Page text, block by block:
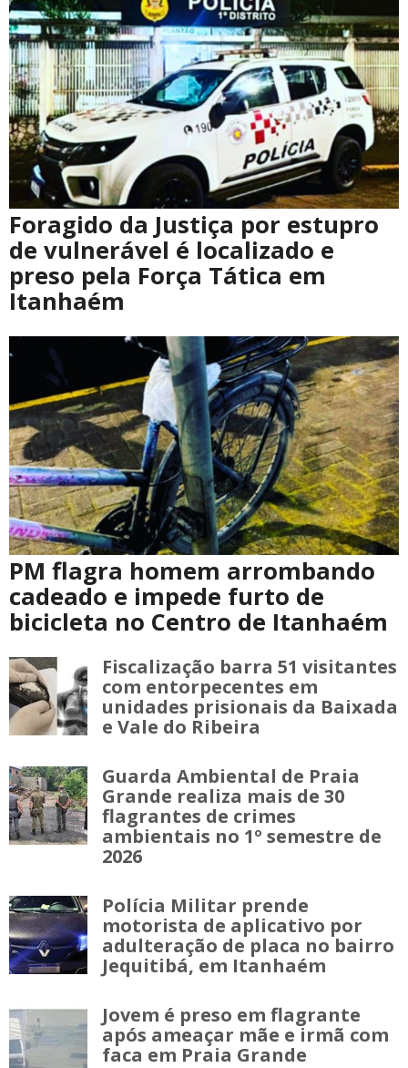
Foragido da Justiça por estupro
de vulnerável é localizado e
preso pela Força Tática em
Itanhaém
PM flagra homem arrombando
cadeado e impede furto de
bicicleta no Centro de Itanhaém
Fiscalização barra 51 visitantes
com entorpecentes em
unidades prisionais da Baixada
e Vale do Ribeira
Guarda Ambiental de Praia
Grande realiza mais de 30
flagrantes de crimes
ambientais no 1º semestre de
2026
Polícia Militar prende
motorista de aplicativo por
adulteração de placa no bairro
Jequitibá, em Itanhaém
Jovem é preso em flagrante
após ameaçar mãe e irmã com
faca em Praia Grande